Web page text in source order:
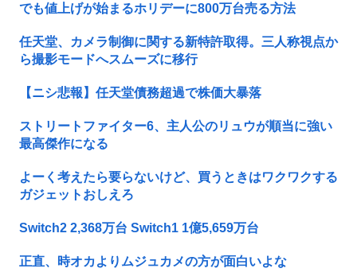
でも値上げが始まるホリデーに800万台売る方法
任天堂、カメラ制御に関する新特許取得。三人称視点か
ら撮影モードへスムーズに移行
【ニシ悲報】任天堂債務超過で株価大暴落
ストリートファイター6、主人公のリュウが順当に強い
最高傑作になる
よーく考えたら要らないけど、買うときはワクワクする
ガジェットおしえろ
Switch2 2,368万台 Switch1 1億5,659万台
正直、時オカよりムジュカメの方が面白いよな